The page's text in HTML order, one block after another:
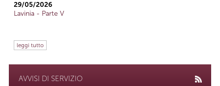
29/05/2026
Lavinia - Parte V
leggi tutto
AVVISI DI SERVIZIO